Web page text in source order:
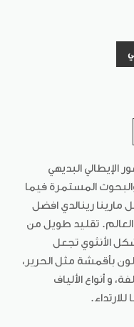
الإيطالي البديهي
والبحوث المستمرة فيما
مارينا رينالدي افضل
تقليد طويل من
الأنثوي تجعل
بأقمشة مثل الحرير،
و أنواع الألياف